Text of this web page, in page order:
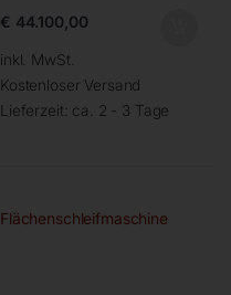
€ 44.100,00
inkl. MwSt.
Kostenloser Versand
Lieferzeit: ca. 2 - 3 Tage
Flächenschleifmaschine